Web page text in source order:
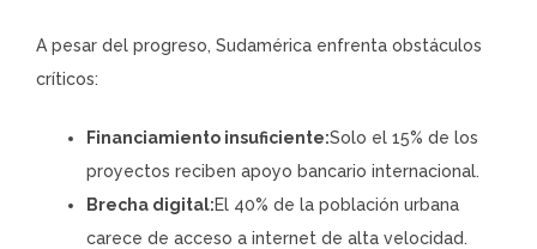
A pesar del progreso, Sudamérica enfrenta obstáculos
críticos:
Financiamiento insuficiente:Solo el 15% de los
proyectos reciben apoyo bancario internacional.
Brecha digital:El 40% de la población urbana
carece de acceso a internet de alta velocidad.